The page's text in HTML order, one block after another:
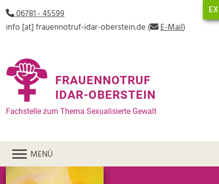
06781 - 45599
info[at]frauennotruf-idar-oberstein.de( E-Mail)
FRAUENNOTRUF
IDAR-OBERSTEIN
Fachstelle zum Thema Sexualisierte Gewalt
MENÜ